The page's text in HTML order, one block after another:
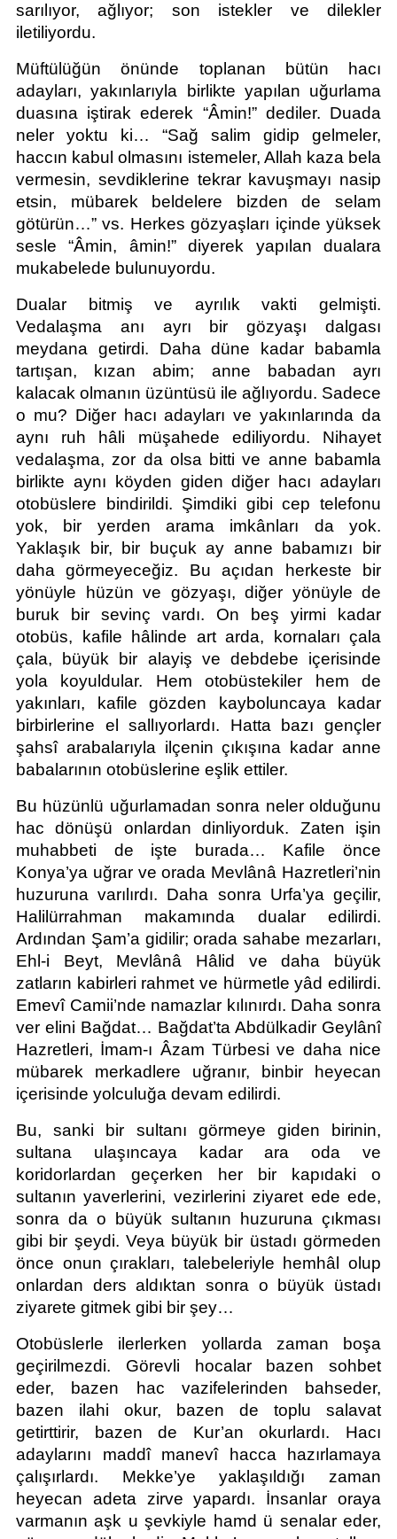
sarılıyor, ağlıyor; son istekler ve dilekler
iletiliyordu.
Müftülüğün önünde toplanan bütün hacı
adayları, yakınlarıyla birlikte yapılan uğurlama
duasına iştirak ederek “Âmin!” dediler. Duada
neler yoktu ki… “Sağ salim gidip gelmeler,
haccın kabul olmasını istemeler, Allah kaza bela
vermesin, sevdiklerine tekrar kavuşmayı nasip
etsin, mübarek beldelere bizden de selam
götürün…” vs. Herkes gözyaşları içinde yüksek
sesle “Âmin, âmin!” diyerek yapılan dualara
mukabelede bulunuyordu.
Dualar bitmiş ve ayrılık vakti gelmişti.
Vedalaşma anı ayrı bir gözyaşı dalgası
meydana getirdi. Daha düne kadar babamla
tartışan, kızan abim; anne babadan ayrı
kalacak olmanın üzüntüsü ile ağlıyordu. Sadece
o mu? Diğer hacı adayları ve yakınlarında da
aynı ruh hâli müşahede ediliyordu. Nihayet
vedalaşma, zor da olsa bitti ve anne babamla
birlikte aynı köyden giden diğer hacı adayları
otobüslere bindirildi. Şimdiki gibi cep telefonu
yok, bir yerden arama imkânları da yok.
Yaklaşık bir, bir buçuk ay anne babamızı bir
daha görmeyeceğiz. Bu açıdan herkeste bir
yönüyle hüzün ve gözyaşı, diğer yönüyle de
buruk bir sevinç vardı. On beş yirmi kadar
otobüs, kafile hâlinde art arda, kornaları çala
çala, büyük bir alayiş ve debdebe içerisinde
yola koyuldular. Hem otobüstekiler hem de
yakınları, kafile gözden kayboluncaya kadar
birbirlerine el sallıyorlardı. Hatta bazı gençler
şahsî arabalarıyla ilçenin çıkışına kadar anne
babalarının otobüslerine eşlik ettiler.
Bu hüzünlü uğurlamadan sonra neler olduğunu
hac dönüşü onlardan dinliyorduk. Zaten işin
muhabbeti de işte burada… Kafile önce
Konya’ya uğrar ve orada Mevlânâ Hazretleri’nin
huzuruna varılırdı. Daha sonra Urfa’ya geçilir,
Halilürrahman makamında dualar edilirdi.
Ardından Şam’a gidilir; orada sahabe mezarları,
Ehl-i Beyt, Mevlânâ Hâlid ve daha büyük
zatların kabirleri rahmet ve hürmetle yâd edilirdi.
Emevî Camii’nde namazlar kılınırdı. Daha sonra
ver elini Bağdat… Bağdat’ta Abdülkadir Geylânî
Hazretleri, İmam-ı Âzam Türbesi ve daha nice
mübarek merkadlere uğranır, binbir heyecan
içerisinde yolculuğa devam edilirdi.
Bu, sanki bir sultanı görmeye giden birinin,
sultana ulaşıncaya kadar ara oda ve
koridorlardan geçerken her bir kapıdaki o
sultanın yaverlerini, vezirlerini ziyaret ede ede,
sonra da o büyük sultanın huzuruna çıkması
gibi bir şeydi. Veya büyük bir üstadı görmeden
önce onun çırakları, talebeleriyle hemhâl olup
onlardan ders aldıktan sonra o büyük üstadı
ziyarete gitmek gibi bir şey…
Otobüslerle ilerlerken yollarda zaman boşa
geçirilmezdi. Görevli hocalar bazen sohbet
eder, bazen hac vazifelerinden bahseder,
bazen ilahi okur, bazen de toplu salavat
getirttirir, bazen de Kur’an okurlardı. Hacı
adaylarını maddî manevî hacca hazırlamaya
çalışırlardı. Mekke’ye yaklaşıldığı zaman
heyecan adeta zirve yapardı. İnsanlar oraya
varmanın aşk u şevkiyle hamd ü senalar eder,